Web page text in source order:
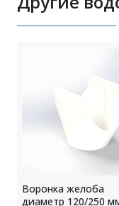
Воронка желоба
диаметр 120/250